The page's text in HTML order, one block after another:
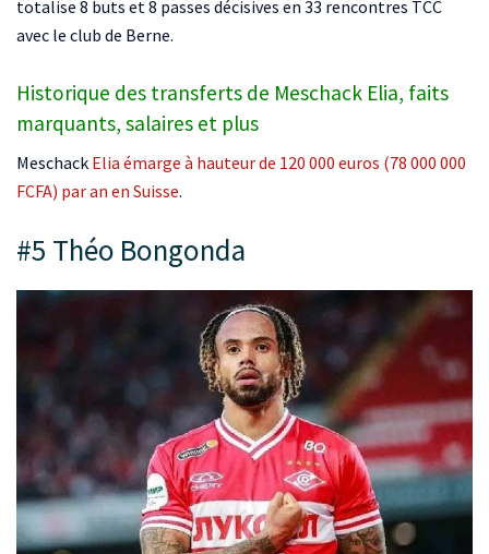
totalise 8 buts et 8 passes décisives en 33 rencontres TCC
avec le club de Berne.
Historique des transferts de Meschack Elia, faits
marquants, salaires et plus
Meschack Elia émarge à hauteur de 120 000 euros (78 000 000
FCFA) par an en Suisse.
#5 Théo Bongonda